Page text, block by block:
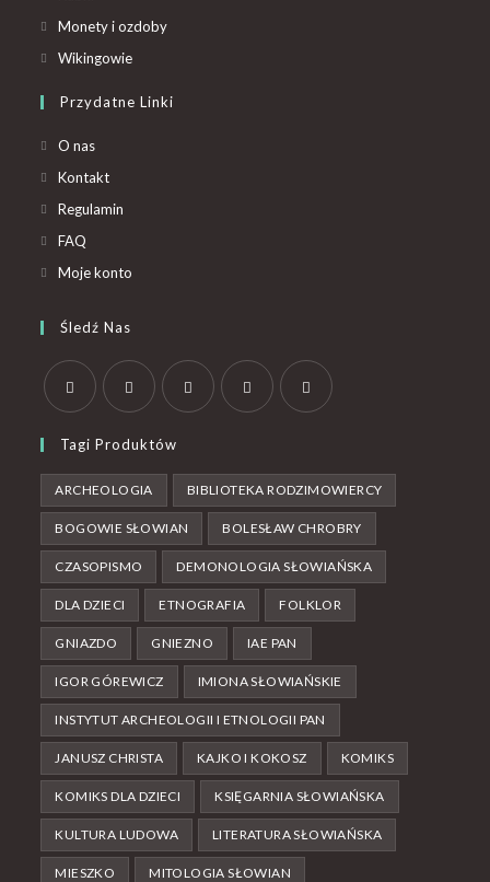
Monety i ozdoby
Wikingowie
Przydatne Linki
O nas
Kontakt
Regulamin
FAQ
Moje konto
Śledź Nas
Tagi Produktów
ARCHEOLOGIA BIBLIOTEKA RODZIMOWIERCY
BOGOWIE SŁOWIAN BOLESŁAW CHROBRY
CZASOPISMO DEMONOLOGIA SŁOWIAŃSKA
DLA DZIECI ETNOGRAFIA FOLKLOR
GNIAZDO GNIEZNO IAE PAN
IGOR GÓREWICZ IMIONA SŁOWIAŃSKIE
INSTYTUT ARCHEOLOGII I ETNOLOGII PAN
JANUSZ CHRISTA KAJKO I KOKOSZ KOMIKS
KOMIKS DLA DZIECI KSIĘGARNIA SŁOWIAŃSKA
KULTURA LUDOWA LITERATURA SŁOWIAŃSKA
MIESZKO MITOLOGIA SŁOWIAN